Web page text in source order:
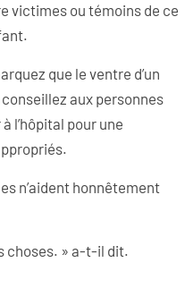
victimes ou témoins de ce
que le ventre d’un
aux personnes
l’hôpital pour une
n’aident honnêtement
choses. » a-t-il dit.